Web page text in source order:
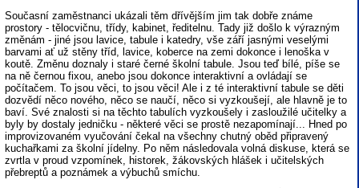
Současní zaměstnanci ukázali těm dřívějším jim tak dobře známe
prostory - tělocvičnu, třídy, kabinet, ředitelnu. Tady již došlo k výrazným
změnám - jiné jsou lavice, tabule i katedry, vše září jasnými veselými
barvami ať už stěny tříd, lavice, koberce na zemi dokonce i lenoška v
koutě. Změnu doznaly i staré černé školní tabule. Jsou teď bílé, píše se
na ně černou fixou, anebo jsou dokonce interaktivní a ovládají se
počítačem. To jsou věci, to jsou věci! Ale i z té interaktivní tabule se děti
dozvědí něco nového, něco se naučí, něco si vyzkoušejí, ale hlavně je to
baví. Své znalosti si na těchto tabulích vyzkoušely i zasloužilé učitelky a
byly by dostaly jedničku - některé věci se prostě nezapomínají... Hned po
improvizovaném vyučování čekal na všechny chutný oběd připravený
kuchařkami za školní jídelny. Po něm následovala volná diskuse, která se
zvrtla v proud vzpomínek, historek, žákovských hlášek i učitelských
přebreptů a poznámek a výbuchů smíchu.